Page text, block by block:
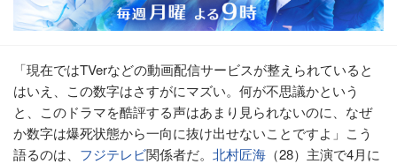
「現在ではTVerなどの動画配信サービスが整えられていると
はいえ、この数字はさすがにマズい。何が不思議かという
と、このドラマを酷評する声はあまり見られないのに、なぜ
か数字は爆死状態から一向に抜け出せないことですよ」こう
語るのは、 フジテレビ関係者だ。 北村匠海 （28）主演で4月に